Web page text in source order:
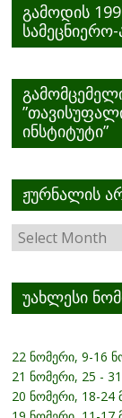
გამოდის
ინსტიტუტი”
ჟურნალის
ჟურნალის
არქივი
უახლესი
22 ნომერი, 9-16
21 ნომერი, 25 - 31
20 ნომერი, 18-24